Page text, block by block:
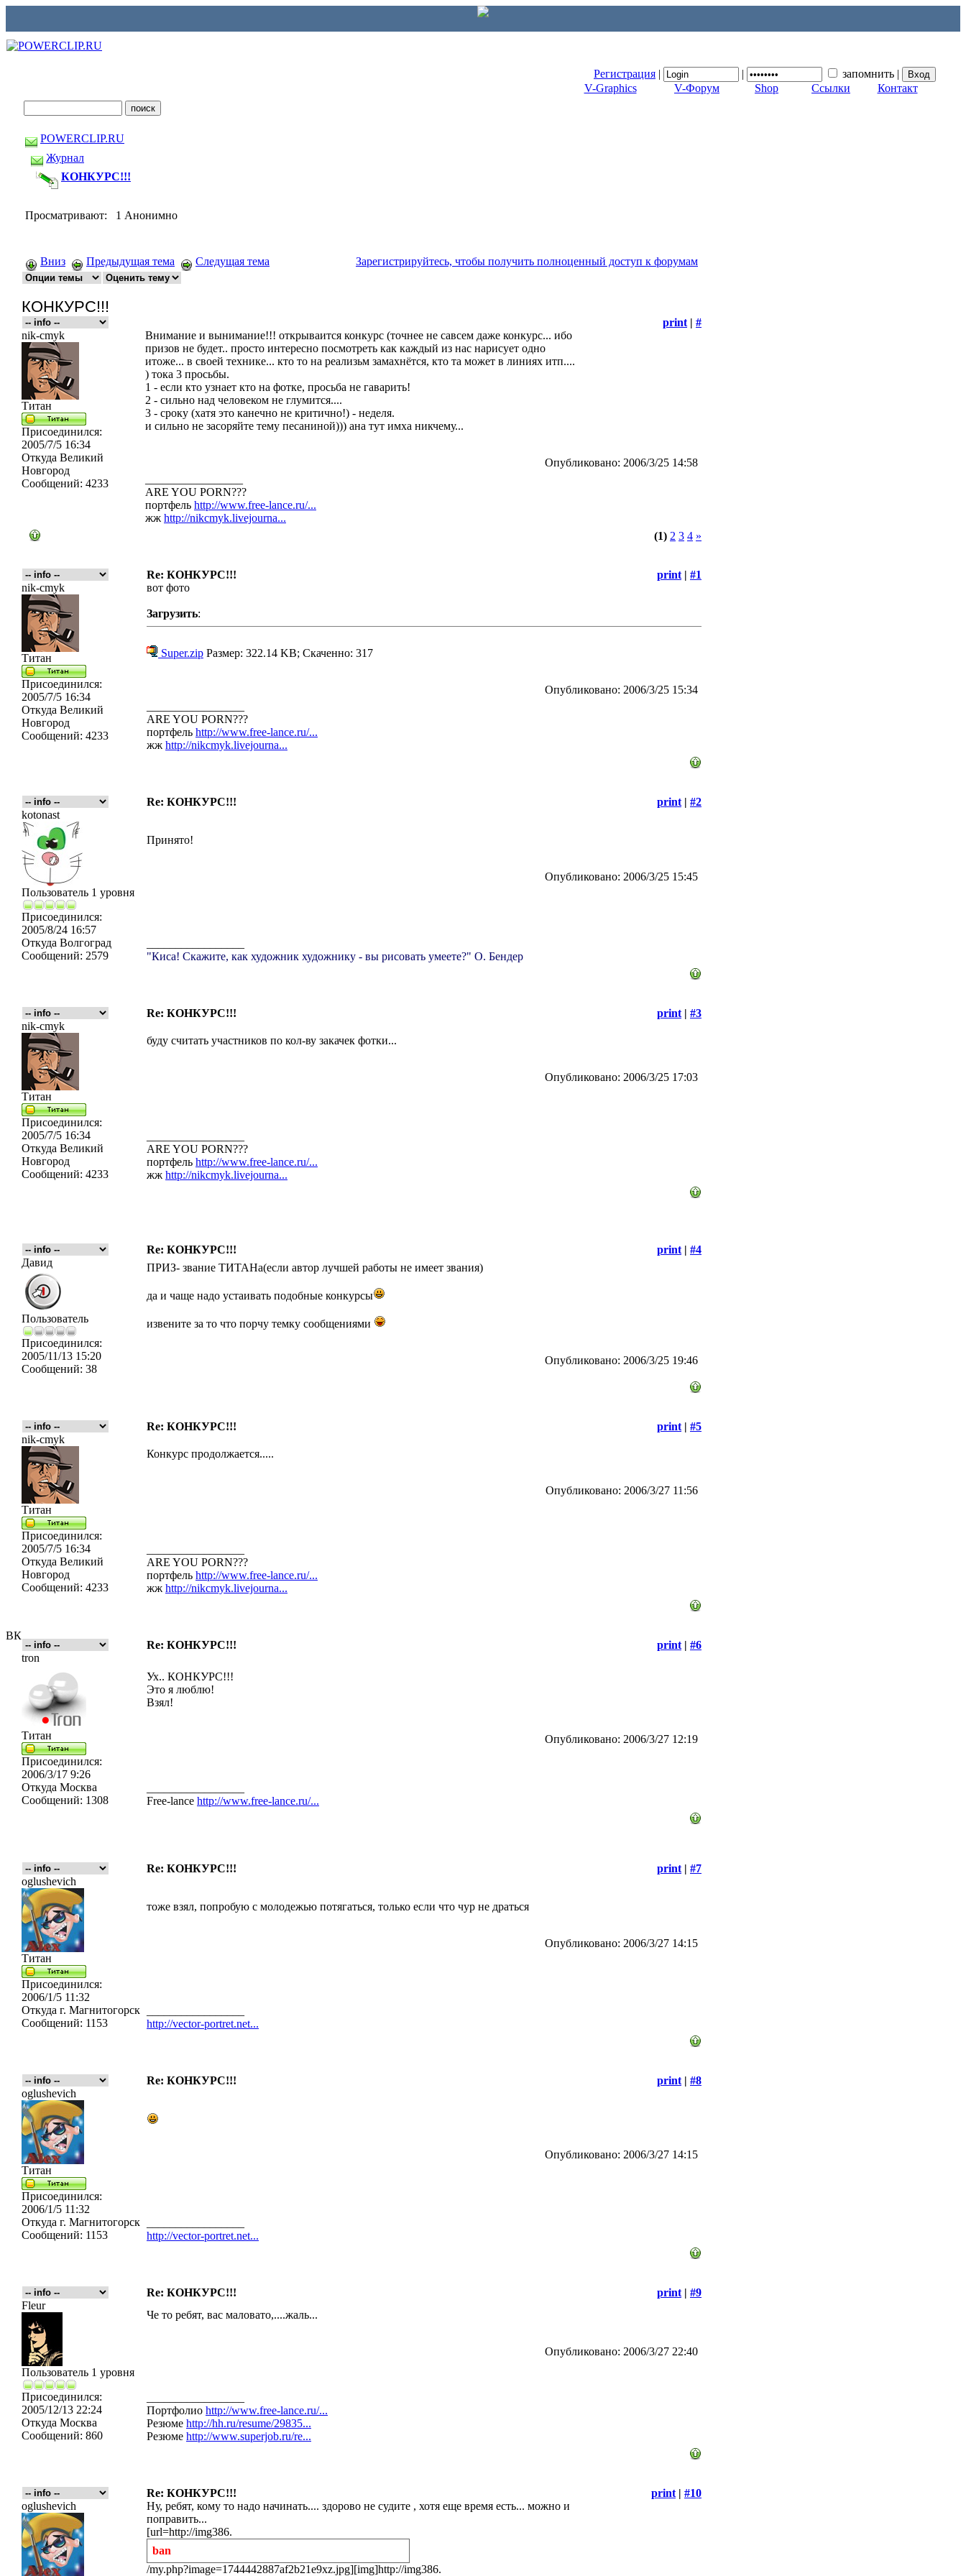
Регистрация | | запомнить |
V-Graphics
V-Форум Shop Ссылки Контакт
ВК
POWERCLIP.RU
Журнал
КОНКУРС!!!
Просматривают: 1 Анонимно
Вниз Предыдущая тема Следущая тема Зарегистрируйтесь, чтобы получить полноценный доступ к форумам
КОНКУРС!!!
print | #
nik-cmyk
Титан
Присоединился:
2005/7/5 16:34
Откуда Великий
Новгород
Сообщений: 4233
Внимание и вынимание!!! открываится конкурс (точнее не савсем даже конкурс... ибо
призов не будет.. просто интересно посмотреть как каждый из нас нарисует одно
итоже... в своей технике... кто то на реализьм замахнётся, кто та может в линиях итп....
) тока 3 просьбы.
1 - если кто узнает кто на фотке, просьба не гаварить!
2 - сильно над человеком не глумится....
3 - сроку (хатя это канечно не критично!) - неделя.
и сильно не засоряйте тему песаниной))) ана тут имха никчему...
Опубликовано: 2006/3/25 14:58
ARE YOU PORN???
портфель http://www.free-lance.ru/...
жж http://nikcmyk.livejourna...
(1) 2 3 4 »
Re: КОНКУРС!!! print | #1
nik-cmyk
Титан
Присоединился:
2005/7/5 16:34
Откуда Великий
Новгород
Сообщений: 4233
вот фото
Загрузить:
Super.zip Размер: 322.14 KB; Скаченно: 317
Опубликовано: 2006/3/25 15:34
ARE YOU PORN???
портфель http://www.free-lance.ru/...
жж http://nikcmyk.livejourna...
Re: КОНКУРС!!! print | #2
kotonast
Пользователь 1 уровня
Присоединился:
2005/8/24 16:57
Откуда Волгоград
Сообщений: 2579
Принято!
Опубликовано: 2006/3/25 15:45
"Киса! Скажите, как художник художнику - вы рисовать умеете?" О. Бендер
Re: КОНКУРС!!! print | #3
nik-cmyk
Титан
Присоединился:
2005/7/5 16:34
Откуда Великий
Новгород
Сообщений: 4233
буду считать участников по кол-ву закачек фотки...
Опубликовано: 2006/3/25 17:03
ARE YOU PORN???
портфель http://www.free-lance.ru/...
жж http://nikcmyk.livejourna...
Re: КОНКУРС!!! print | #4
Давид
Пользователь
Присоединился:
2005/11/13 15:20
Сообщений: 38
ПРИЗ- звание ТИТАНа(если автор лучшей работы не имеет звания)
да и чаще надо устаивать подобные конкурсы
извените за то что порчу темку сообщениями
Опубликовано: 2006/3/25 19:46
Re: КОНКУРС!!! print | #5
nik-cmyk
Титан
Присоединился:
2005/7/5 16:34
Откуда Великий
Новгород
Сообщений: 4233
Конкурс продолжается.....
Опубликовано: 2006/3/27 11:56
ARE YOU PORN???
портфель http://www.free-lance.ru/...
жж http://nikcmyk.livejourna...
Re: КОНКУРС!!! print | #6
tron
Титан
Присоединился:
2006/3/17 9:26
Откуда Москва
Сообщений: 1308
Ух.. КОНКУРС!!!
Это я люблю!
Взял!
Опубликовано: 2006/3/27 12:19
Free-lance http://www.free-lance.ru/...
Re: КОНКУРС!!! print | #7
oglushevich
Титан
Присоединился:
2006/1/5 11:32
Откуда г. Магнитогорск
Сообщений: 1153
тоже взял, попробую с молодежью потягаться, только если что чур не драться
Опубликовано: 2006/3/27 14:15
http://vector-portret.net...
Re: КОНКУРС!!! print | #8
oglushevich
Титан
Присоединился:
2006/1/5 11:32
Откуда г. Магнитогорск
Сообщений: 1153
Опубликовано: 2006/3/27 14:15
http://vector-portret.net...
Re: КОНКУРС!!! print | #9
Fleur
Пользователь 1 уровня
Присоединился:
2005/12/13 22:24
Откуда Москва
Сообщений: 860
Че то ребят, вас маловато,....жаль...
Опубликовано: 2006/3/27 22:40
Портфолио http://www.free-lance.ru/...
Резюме http://hh.ru/resume/29835...
Резюме http://www.superjob.ru/re...
Re: КОНКУРС!!! print | #10
oglushevich
Ну, ребят, кому то надо начинать.... здорово не судите , хотя еще время есть... можно и
поправить...
[url=http://img386.
ban
/my.php?image=1744442887af2b21e9xz.jpg][img]http://img386.